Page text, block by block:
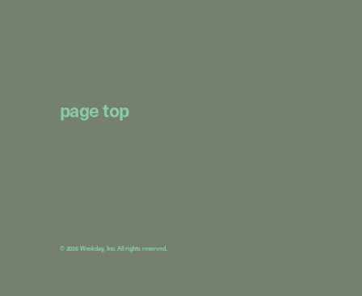
page top
© 2026 Weekday, Inc. All rights reserved.